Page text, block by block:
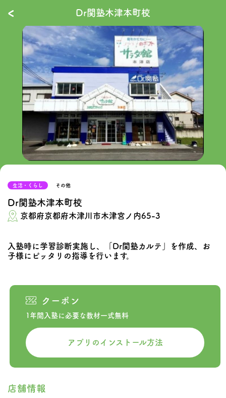
Dr関塾木津本町校
‹
生活・くらし その他
Dr関塾木津本町校
京都府京都府木津川市木津宮ノ内65-3
入塾時に学習診断実施し、「Dr関塾カルテ」を作成、お
子様にピッタリの指導を行います。
クーポン
1年間入塾に必要な教材一式無料
アプリのインストール方法
店舗情報